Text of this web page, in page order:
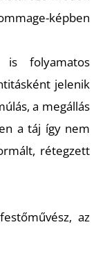
képben
is folyamatos
jelenik
a megállás
a táj így nem
rétegzett
az